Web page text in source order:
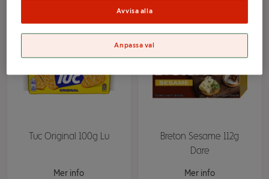
Tuc Original 100g Lu
Mer info
Breton Sesame 112g
Dare
Mer info
Avvisa alla
Anpassa val